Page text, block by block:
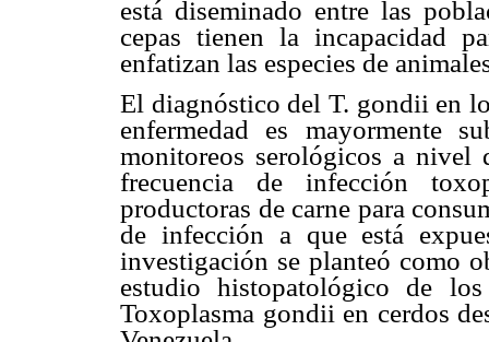
está diseminado entre las
cepas tienen la incapacidad
enfatizan las especies de
El diagnóstico del T. gondii en
enfermedad es mayormente
monitoreos serológicos a nivel
frecuencia de infección
productoras de carne para
de infección a que está
investigación se planteó como
estudio histopatológico de
Toxoplasma gondii en cerdos